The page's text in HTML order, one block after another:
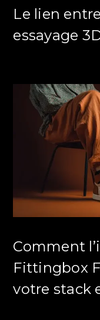
Le lien
essayage
Comment
Fittingbox
votre stack